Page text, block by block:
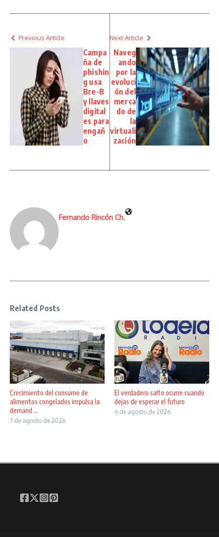
Previous Article
Campa
ña de
phishin
g usa
Bre-B
y llaves
digital
es para
engañ
o
Next Article
Naveg
ando
por la
evoluci
ón del
merca
do de
la
virtuali
zación
Fernando Rincón Ch.
Related Posts
Crecimiento del consumo de
alimentos congelados impulsa la
demand ...
7 de agosto de 2026
El verdadero salto ocurre cuando
dejas de esperar el futuro
6 de agosto de 2026